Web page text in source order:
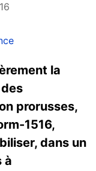
la
prorusses,
1516,
dans un
à